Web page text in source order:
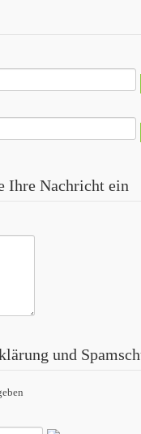
Ihre Nachricht ein
und